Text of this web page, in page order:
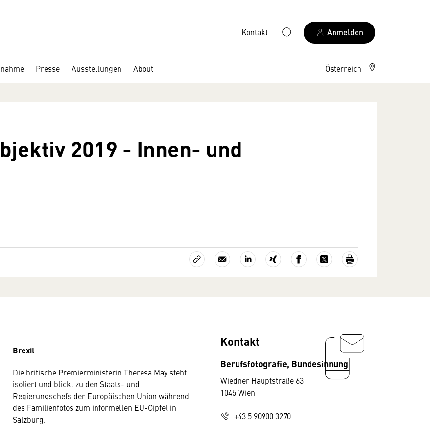
Kontakt Anmelden
Presse Ausstellungen About Österreich
2019 - Innen- und
Brexit
Die britische Premierministerin Theresa May steht
isoliert und blickt zu den Staats- und
Regierungschefs der Europäischen Union während
des Familienfotos zum informellen EU-Gipfel in
Salzburg.
Kontakt
Berufsfotografie, Bundesinnung
Wiedner Hauptstraße 63
1045 Wien
+43 5 90900 3270